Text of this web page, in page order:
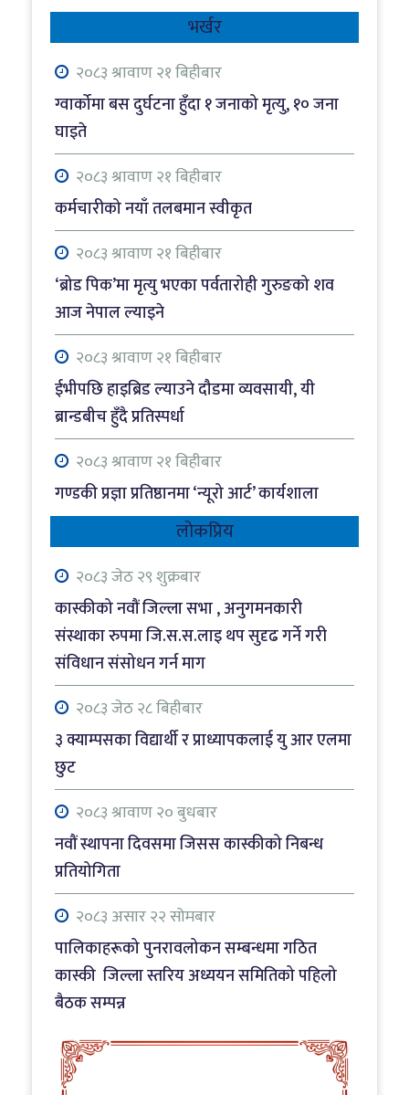
भर्खर
२०८३ श्रावाण २१ बिहीबार
ग्वार्कोमा बस दुर्घटना हुँदा १ जनाको मृत्यु, १० जना
घाइते
२०८३ श्रावाण २१ बिहीबार
कर्मचारीको नयाँ तलबमान स्वीकृत
२०८३ श्रावाण २१ बिहीबार
‘ब्रोड पिक’मा मृत्यु भएका पर्वतारोही गुरुङको शव
आज नेपाल ल्याइने
२०८३ श्रावाण २१ बिहीबार
ईभीपछि हाइब्रिड ल्याउने दौडमा व्यवसायी, यी
ब्रान्डबीच हुँदै प्रतिस्पर्धा
२०८३ श्रावाण २१ बिहीबार
गण्डकी प्रज्ञा प्रतिष्ठानमा ‘न्यूरो आर्ट’ कार्यशाला
२०८३ श्रावाण २१ बिहीबार
राैतहटमा पेट्रोल बोकेको ट्यांकर दुर्घटना, आगलागी
हुँँदा जलेर नष्ट
२०८३ श्रावाण २१ बिहीबार
खैरो हेरोइन कारोबारको आरोपमा रेस्टुरेन्ट सञ्चालक
पक्राउ
२०८३ श्रावाण २० बुधबार
नवौं स्थापना दिवसमा जिसस कास्कीको निबन्ध
प्रतियोगिता
लोकप्रिय
२०८३ जेठ २९ शुक्रबार
कास्कीको नवौं जिल्ला सभा , अनुगमनकारी
संस्थाका रुपमा जि.स.स.लाइ थप सुदृढ गर्ने गरी
संविधान संसोधन गर्न माग
२०८३ जेठ २८ बिहीबार
३ क्याम्पसका विद्यार्थी र प्राध्यापकलाई यु आर एलमा
छुट
२०८३ श्रावाण २० बुधबार
नवौं स्थापना दिवसमा जिसस कास्कीको निबन्ध
प्रतियोगिता
२०८३ असार २२ सोमबार
पालिकाहरूको पुनरावलोकन सम्बन्धमा गठित
कास्की जिल्ला स्तरिय अध्ययन समितिको पहिलो
बैठक सम्पन्न
२०८३ जेठ ३१ आइतबार
नाट्टा टोलीको कलकत्ता मिसनः सीधा उडान र साझा